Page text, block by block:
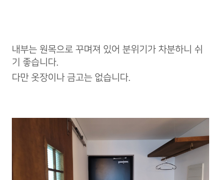
내부는 원목으로 꾸며져 있어 분위기가 차분하니 쉬
기 좋습니다.
다만 옷장이나 금고는 없습니다.